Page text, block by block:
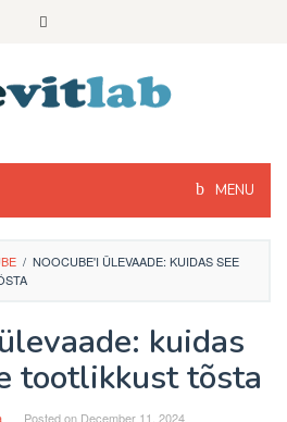
MENU
/ NOOCUBE'I ÜLEVAADE: KUIDAS SEE
kuidas
tootlikkust tõsta
Posted on December 11, 2024